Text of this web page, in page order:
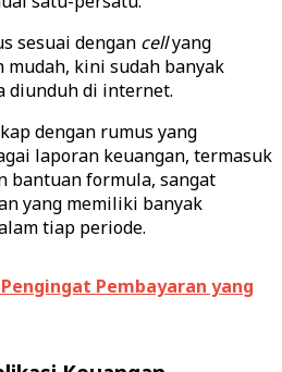
sesuai dengan cellyang
mudah, kini sudah banyak
diunduh di internet.
dengan rumus yang
laporan keuangan, termasuk
bantuan formula, sangat
yang memiliki banyak
tiap periode.
Pembayaran yang